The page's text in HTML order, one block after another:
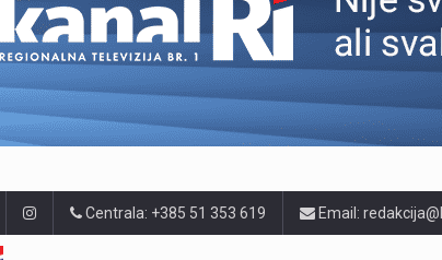
Centrala: +385 51 353 619 Email: